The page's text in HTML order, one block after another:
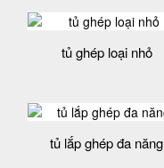
tủ ghép loại nhỏ
tủ lắp ghép đa năng